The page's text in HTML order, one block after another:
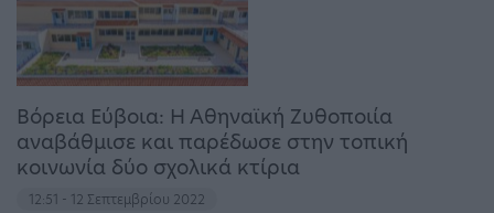
Βόρεια Εύβοια: Η Αθηναϊκή Ζυθοποιία
αναβάθμισε και παρέδωσε στην τοπική
κοινωνία δύο σχολικά κτίρια
12:51 - 12 Σεπτεμβρίου 2022